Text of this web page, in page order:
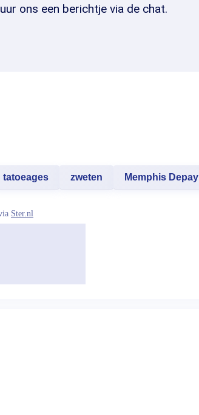
ons een berichtje via de chat.
tatoeages zweten Memphis Depay
Ster.nl